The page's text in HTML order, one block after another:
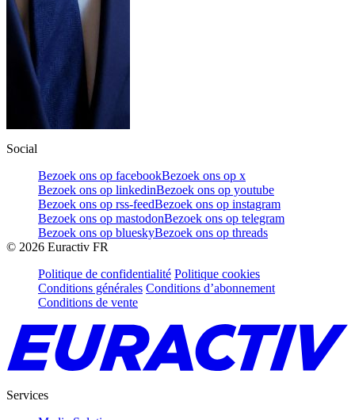
Social
Bezoek ons op facebookBezoek ons op x
Bezoek ons op linkedinBezoek ons op youtube
Bezoek ons op rss-feedBezoek ons op instagram
Bezoek ons op mastodonBezoek ons op telegram
Bezoek ons op blueskyBezoek ons op threads
© 2026 Euractiv FR
Politique de confidentialité Politique cookies
Conditions générales Conditions d’abonnement
Conditions de vente
Services